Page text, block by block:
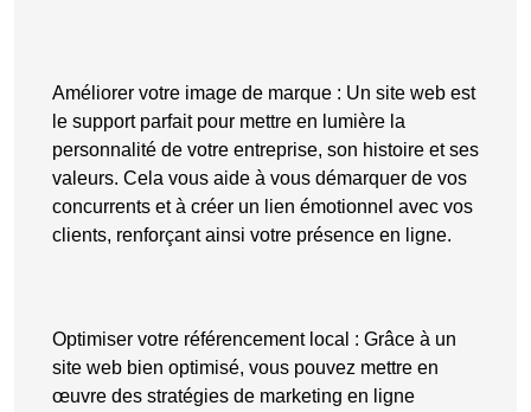
Améliorer votre image de marque : Un site web est
le support parfait pour mettre en lumière la
personnalité de votre entreprise, son histoire et ses
valeurs. Cela vous aide à vous démarquer de vos
concurrents et à créer un lien émotionnel avec vos
clients, renforçant ainsi votre présence en ligne.
Optimiser votre référencement local : Grâce à un
site web bien optimisé, vous pouvez mettre en
œuvre des stratégies de marketing en ligne